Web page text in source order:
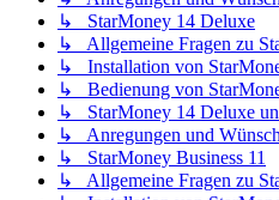
↳ StarMoney 14 Deluxe
↳ Allgemeine Fragen zu
↳ Installation von
↳ Bedienung von
↳ StarMoney 14 Deluxe
↳ Anregungen und
↳ StarMoney Business 11
↳ Allgemeine Fragen zu